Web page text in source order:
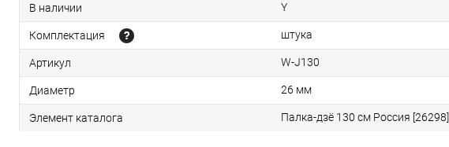
В наличии Y
Комплектация штука
Артикул W-J130
Диаметр 26 мм
Элемент каталога Палка-дзё 130 см Россия [26298]